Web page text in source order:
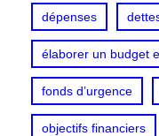
dépenses
élaborer un budget
fonds d’urgence
objectifs financiers